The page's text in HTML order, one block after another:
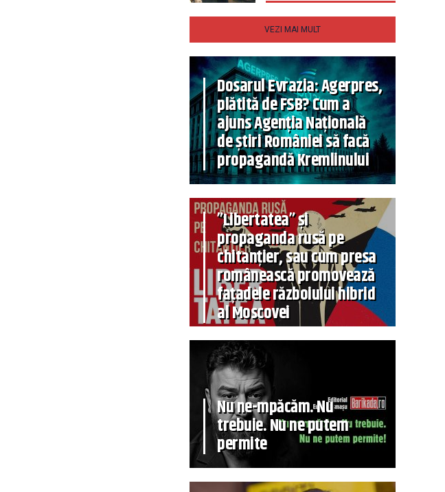
VEZI MAI MULT
Dosarul Evrazia: Agerpres,
plătită de FSB? Cum a
ajuns Agenția Națională
de știri României să facă
propagandă Kremlinului
”Libertatea” și
propaganda rusă pe
chitanțier, sau cum presa
românească promovează
fațadele războiului hibrid
al Moscovei
Nu ne-mpăcăm. Nu
trebuie. Nu ne putem
permite